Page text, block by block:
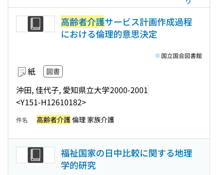
高齢者介護サービス計画作成過程
における倫理的意思決定
紙 図書
沖田, 佳代子, 愛知県立大学2000-2001
<Y151-H12610182>
国立国会図書館
件名 高齢者介護倫理 家族介護
福祉国家の日中比較に関する地理
学的研究